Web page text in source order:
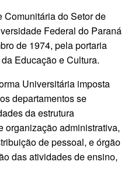
Comunitária do Setor de
Federal do Paraná
de 1974, pela portaria
Educação e Cultura.
Universitária imposta
departamentos se
da estrutura
organização administrativa,
de pessoal, e órgão
das atividades de ensino,